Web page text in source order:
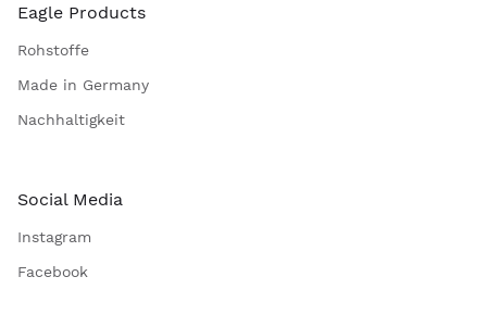
Eagle Products
Rohstoffe
Made in Germany
Nachhaltigkeit
Social Media
Instagram
Facebook